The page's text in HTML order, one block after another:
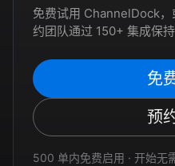
免费试用 ChannelDock
约团队通过 150+ 集成保持
免
预
500 单内免费启用 · 开始无